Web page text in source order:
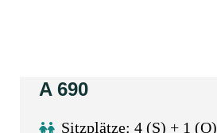
A 690
Sitzplätze: 4 (S) + 1 (O)